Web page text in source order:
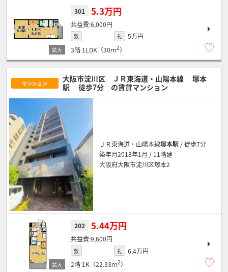
301 5.3万円
6,000円
敷 礼
5万円
3階 1LDK（30ｍ2）
マンション 大阪市淀川区 ＪＲ東海道・山陽本線
塚本
駅
徒歩7分 の賃貸マンション
ＪＲ東海道・山陽本線塚本駅 / 徒歩7分
築年月2018年1月 / 11階建
大阪府大阪市淀川区塚本2
202 5.44万円
9,600円
敷 礼
6.4万円
2階 1K（22.33ｍ2）